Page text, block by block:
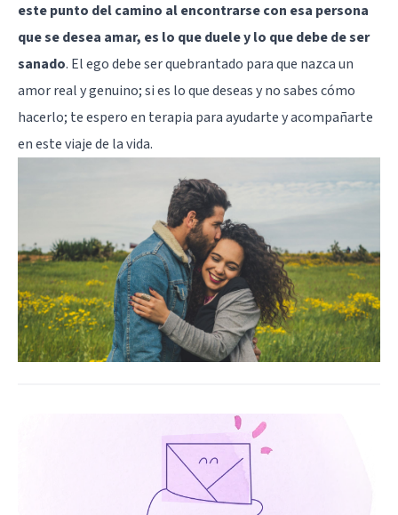
este punto del camino al encontrarse con esa persona
que se desea amar, es lo que duele y lo que debe de ser
sanado. El ego debe ser quebrantado para que nazca un
amor real y genuino; si es lo que deseas y no sabes cómo
hacerlo; te espero en terapia para ayudarte y acompañarte
en este viaje de la vida.